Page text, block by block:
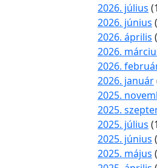
2026. július
2026. június
2026. április
2026.
2026.
2026. január
2025.
2025.
2025. július
2025. június
2025. május